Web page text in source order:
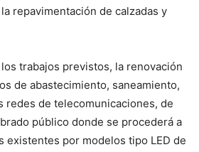
repavimentación de calzadas y
trabajos previstos, la renovación
de abastecimiento, saneamiento,
redes de telecomunicaciones, de
público donde se procederá a
existentes por modelos tipo LED de